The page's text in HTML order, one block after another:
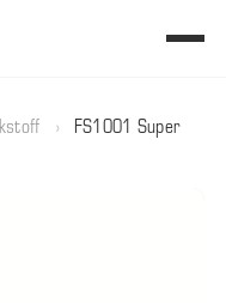
›
FS1001 Super